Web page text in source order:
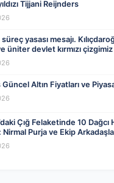
Tijjani Reijnders
süreç yasası mesajı.
üniter devlet kırmızı çizgimiz
Güncel Altın Fiyatları ve
Çığ Felaketinde 10 Dağcı
Purja ve Ekip